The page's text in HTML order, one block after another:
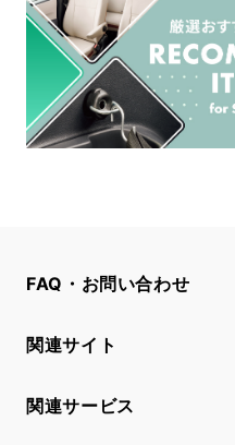
FAQ・お問い合わせ
関連サイト
関連サービス